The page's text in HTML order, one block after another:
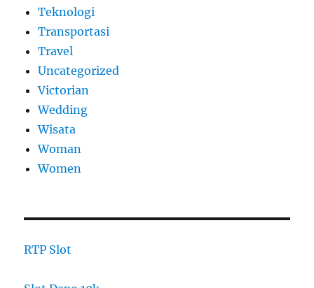
Teknologi
Transportasi
Travel
Uncategorized
Victorian
Wedding
Wisata
Woman
Women
RTP Slot